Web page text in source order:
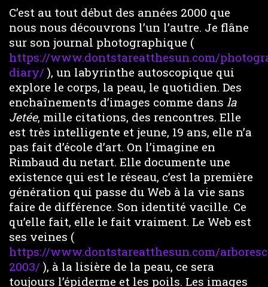
C’est au tout début des années 2000 que
nous nous découvrons l’un l’autre. Je flâne
sur son journal photographique (
https://www.dontstareatthesun.com/
diary/ ), un labyrinthe autoscopique qui
explore le corps, la peau, le quotidien. Des
enchaînements d’images comme dans la
Jetée, mille citations, des rencontres. Elle
est très intelligente et jeune, 19 ans, elle n’a
pas fait d’école d’art. On l’imagine en
Rimbaud du netart. Elle documente une
existence qui est le réseau, c’est la première
génération qui passe du Web à la vie sans
faire de différence. Son identité vacille. Ce
qu’elle fait, elle le fait vraiment. Le Web est
ses veines (
https://www.dontstareatthesun.com/
2003/ ), à la lisière de la peau, ce sera
toujours l’épiderme et les poils. Les images